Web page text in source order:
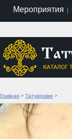
Мероприятия |
Главная > Татуировки >